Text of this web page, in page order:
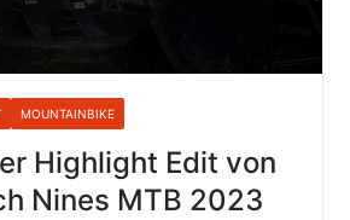
MOUNTAINBIKE
Highlight Edit von
Nines MTB 2023